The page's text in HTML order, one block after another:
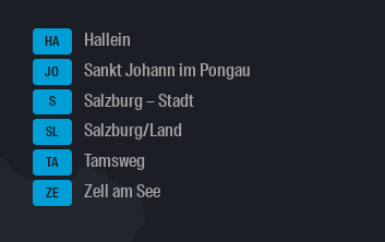
HA Hallein
JO Sankt Johann im Pongau
S Salzburg – Stadt
SL Salzburg/Land
TA Tamsweg
ZE Zell am See